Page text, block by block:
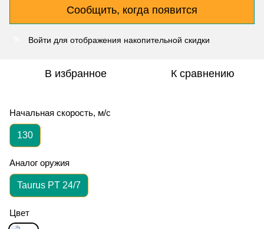
Сообщить, когда появится
Войти для отображения накопительной скидки
В избранное К сравнению
Начальная скорость, м/с
130
Аналог оружия
Taurus PT 24/7
Цвет